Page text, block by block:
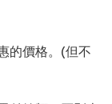
的價格。(但不